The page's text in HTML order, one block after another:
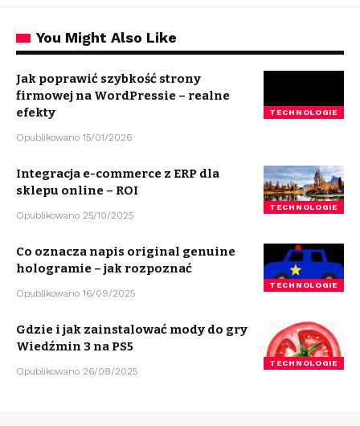
You Might Also Like
TECHNOLOGIE
Jak poprawić szybkość strony
firmowej na WordPressie – realne
efekty
Opublikowano 15/01/2026
TECHNOLOGIE
Integracja e-commerce z ERP dla
sklepu online – ROI
Opublikowano 25/10/2025
TECHNOLOGIE
Co oznacza napis original genuine
hologramie – jak rozpoznać
Opublikowano 16/09/2025
TECHNOLOGIE
Gdzie i jak zainstalować mody do gry
Wiedźmin 3 na PS5
Opublikowano 26/08/2025